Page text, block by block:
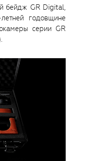
бейдж GR Digital,
годовщине
серии GR